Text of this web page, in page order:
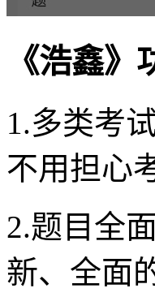
《浩鑫》
1.多类考
不用担心
2.题目全
新、全面